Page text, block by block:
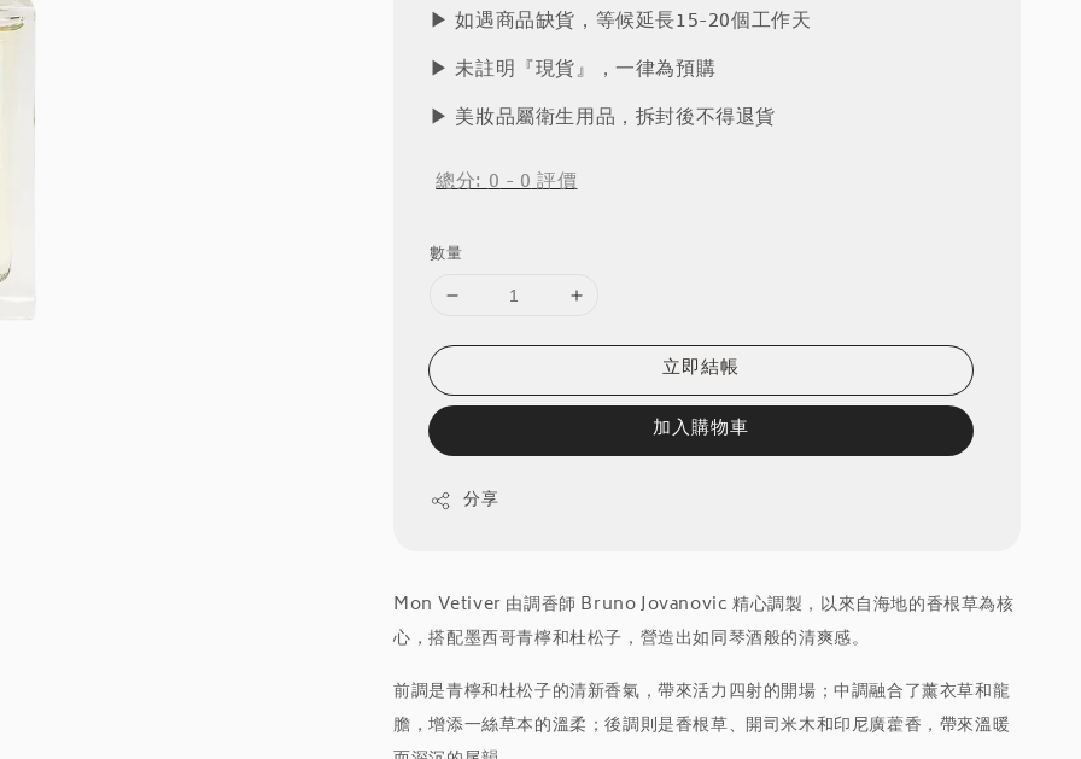
▶︎ 如遇商品缺貨，等候延長15-20個工作天
▶︎ 未註明『現貨』，一律為預購
▶︎ 美妝品屬衛生用品，拆封後不得退貨
總分:0-0評價
數量
立即結帳
加入購物車
分享
Mon Vetiver 由調香師 Bruno Jovanovic 精心調製，以來自海地的香根草為核
心，搭配墨西哥青檸和杜松子，營造出如同琴酒般的清爽感。
前調是青檸和杜松子的清新香氣，帶來活力四射的開場；中調融合了薰衣草和龍
膽，增添一絲草本的溫柔；後調則是香根草、開司米木和印尼廣藿香，帶來溫暖